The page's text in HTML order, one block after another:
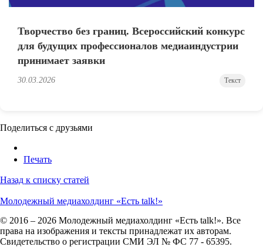
Творчество без границ. Всероссийский конкурс
для будущих профессионалов медиаиндустрии
принимает заявки
30.03.2026 Текст
Поделиться с друзьями
Печать
Назад к списку статей
Молодежный медиахолдинг «Есть talk!»
© 2016 – 2026 Молодежный медиахолдинг «Есть talk!». Все
права на изображения и тексты принадлежат их авторам.
Свидетельство о регистрации СМИ ЭЛ № ФС 77 - 65395.